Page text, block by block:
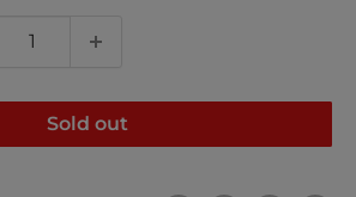
Sold out